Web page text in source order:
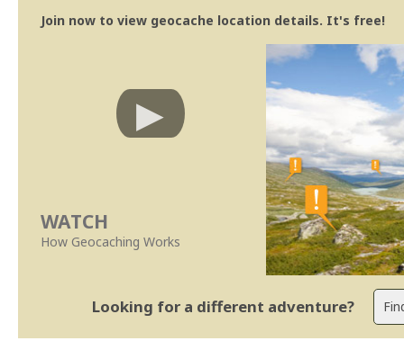
Join now to view geocache location details. It's free!
WATCH
How Geocaching Works
Looking for a different adventure?